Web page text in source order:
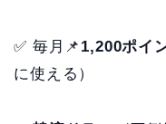
✅ 毎月📌 1,200ポイ
に使える）